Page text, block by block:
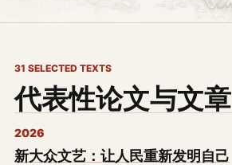
31 SELECTED TEXTS
代表性论文与文章
2026
新大众文艺：让人民重新发明自己